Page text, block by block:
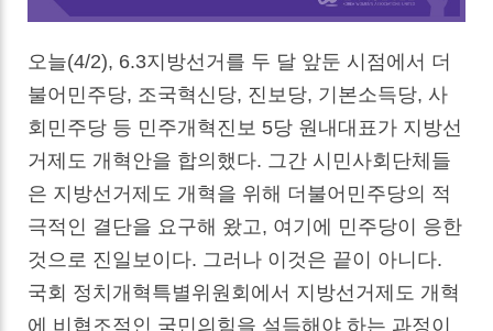
오늘(4/2), 6.3지방선거를 두 달 앞둔 시점에서 더
불어민주당, 조국혁신당, 진보당, 기본소득당, 사
회민주당 등 민주개혁진보 5당 원내대표가 지방선
거제도 개혁안을 합의했다. 그간 시민사회단체들
은 지방선거제도 개혁을 위해 더불어민주당의 적
극적인 결단을 요구해 왔고, 여기에 민주당이 응한
것으로 진일보이다. 그러나 이것은 끝이 아니다.
국회 정치개혁특별위원회에서 지방선거제도 개혁
에 비협조적인 국민의힘을 설득해야 하는 과정이